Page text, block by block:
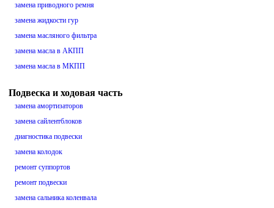
замена приводного ремня
замена жидкости гур
замена масляного фильтра
замена масла в АКПП
замена масла в МКПП
Подвеска и ходовая часть
замена амортизаторов
замена сайлентблоков
диагностика подвески
замена колодок
ремонт суппортов
ремонт подвески
замена сальника коленвала